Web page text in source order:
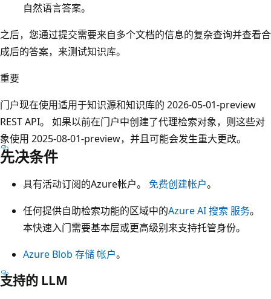
自然语言答案。
之后，您通过提交需要来自多个文档的信息的复杂查询并查看合
成后的答案，来测试知识库。
重要
门户现在使用适用于知识源和知识库的 2026-05-01-preview
REST API。 如果以前在门户中创建了代理检索对象，则这些对
象使用 2025-08-01-preview，并且可能会发生重大更改。
先决条件
具有活动订阅的Azure帐户。 免费创建帐户。
任何提供自助检索功能的区域中的Azure AI 搜索 服务。
本快速入门需要基本层或更高级别来支持托管身份。
Azure Blob 存储 帐户。
支持的 LLM